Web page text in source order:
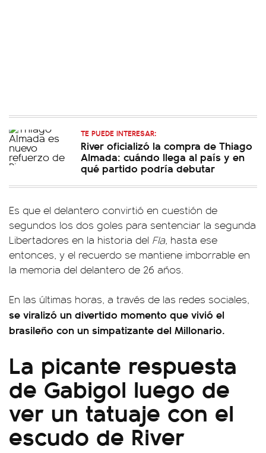
TE PUEDE INTERESAR:
River oficializó la compra de Thiago
Almada: cuándo llega al país y en
qué partido podría debutar
Es que el delantero convirtió en cuestión de
segundos los dos goles para sentenciar la segunda
Libertadores en la historia del Fla, hasta ese
entonces, y el recuerdo se mantiene imborrable en
la memoria del delantero de 26 años.
En las últimas horas, a través de las redes sociales,
se viralizó un divertido momento que vivió el
brasileño con un simpatizante del Millonario.
La picante respuesta
de Gabigol luego de
ver un tatuaje con el
escudo de River